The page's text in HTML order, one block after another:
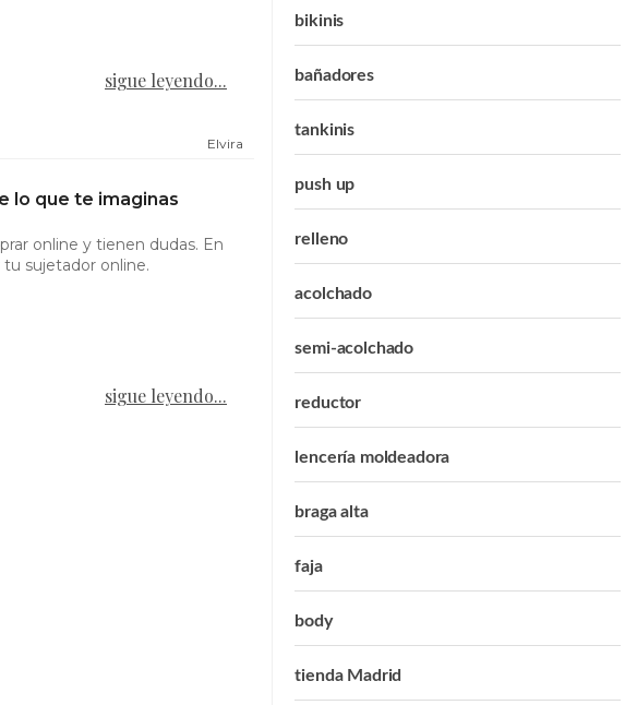
sigue leyendo...
Elvira
lo que te imaginas
online y tienen dudas. En
sujetador online.
sigue leyendo...
bikinis
bañadores
tankinis
push up
relleno
acolchado
semi-acolchado
reductor
lencería moldeadora
braga alta
faja
body
tienda Madrid